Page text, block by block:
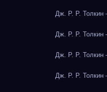
Дж. Р. Р. Толкин
Дж. Р. Р. Толкин
Дж. Р. Р. Толкин
Дж. Р. Р. Толкин